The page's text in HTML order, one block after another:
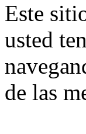
Este
usted
de las